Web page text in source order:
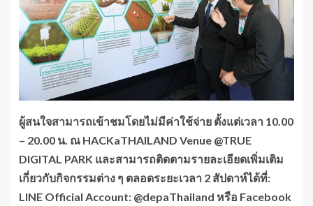
ผู้สนใจสามารถเข้าชมโดยไม่มีค่าใช้จ่าย ตั้งแต่เวลา 10.00
– 20.00 น. ณ HACKaTHAILAND Venue @TRUE
DIGITAL PARK และสามารถติดตามรายละเอียดเพิ่มเติม
เกี่ยวกับกิจกรรมต่าง ๆ ตลอดระยะเวลา 2 สัปดาห์ได้ที่:
LINE Official Account: @depaThailand หรือ Facebook